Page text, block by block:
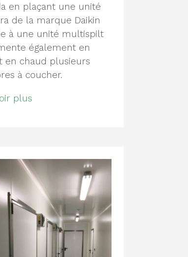
en plaçant une unité
de la marque Daikin
à une unité multispilt
également en
en chaud plusieurs
à coucher.
plus